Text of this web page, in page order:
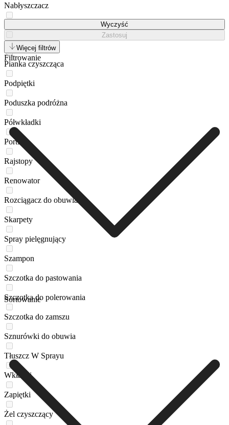
Nabłyszczacz
Pasta do obuwia
Pianka czyszcząca
Podpiętki
Poduszka podróżna
Półwkładki
Portfel
Rajstopy
Renowator
Rozciągacz do obuwia
Skarpety
Spray pielęgnujący
Szampon
Szczotka do pastowania
Szczotka do polerowania
Szczotka do zamszu
Sznurówki do obuwia
Tłuszcz W Sprayu
Wkładki
Zapiętki
Żel czyszczący
Wyczyść
Zastosuj
Więcej filtrów
Filtrowanie
Sortowanie